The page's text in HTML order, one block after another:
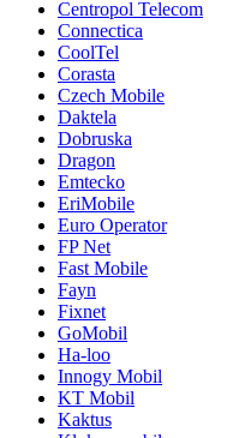
Centropol Telecom
Connectica
CoolTel
Corasta
Czech Mobile
Daktela
Dobruska
Dragon
Emtecko
EriMobile
Euro Operator
FP Net
Fast Mobile
Fayn
Fixnet
GoMobil
Ha-loo
Innogy Mobil
KT Mobil
Kaktus